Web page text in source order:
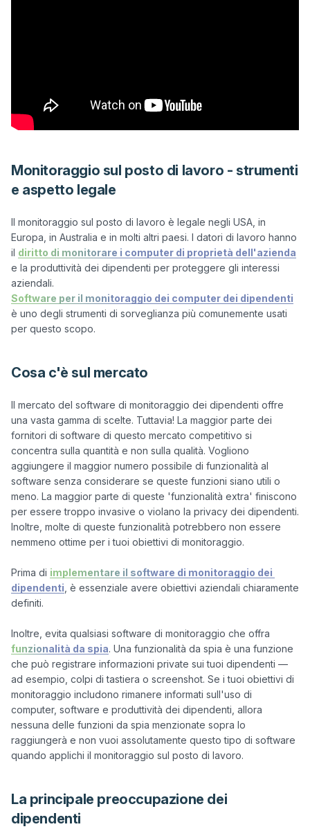
Monitoraggio sul posto di lavoro - strumenti
e aspetto legale
Il monitoraggio sul posto di lavoro è legale negli USA, in
Europa, in Australia e in molti altri paesi. I datori di lavoro hanno
il diritto di monitorare i computer di proprietà dell'azienda
e la produttività dei dipendenti per proteggere gli interessi
Software per il monitoraggio dei computer dei dipendenti
è uno degli strumenti di sorveglianza più comunemente usati
Cosa c'è sul mercato
Il mercato del software di monitoraggio dei dipendenti offre
una vasta gamma di scelte. Tuttavia! La maggior parte dei
fornitori di software di questo mercato competitivo si
concentra sulla quantità e non sulla qualità. Vogliono
aggiungere il maggior numero possibile di funzionalità al
software senza considerare se queste funzioni siano utili o
meno. La maggior parte di queste 'funzionalità extra' finiscono
per essere troppo invasive o violano la privacy dei dipendenti.
Inoltre, molte di queste funzionalità potrebbero non essere
nemmeno ottime per i tuoi obiettivi di monitoraggio.
Prima di implementare il software di monitoraggio dei
dipendenti , è essenziale avere obiettivi aziendali chiaramente
definiti.
funzionalità da spia. Una funzionalità da spia è una funzione
che può registrare informazioni private sui tuoi dipendenti —
ad esempio, colpi di tastiera o screenshot. Se i tuoi obiettivi di
monitoraggio includono rimanere informati sull'uso di
computer, software e produttività dei dipendenti, allora
nessuna delle funzioni da spia menzionate sopra lo
raggiungerà e non vuoi assolutamente questo tipo di software
La principale preoccupazione dei
dipendenti